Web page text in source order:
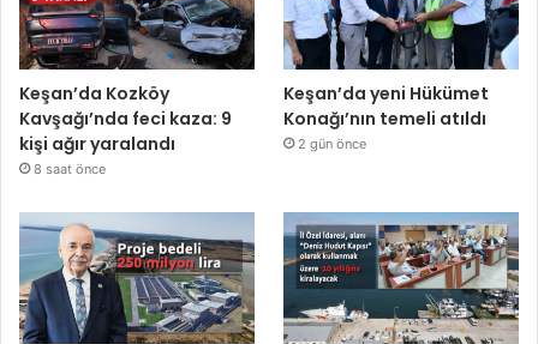
Keşan’da Kozköy
Kavşağı’nda feci kaza: 9
kişi ağır yaralandı
8 saat önce
Keşan’da yeni Hükümet
Konağı’nın temeli atıldı
2 gün önce